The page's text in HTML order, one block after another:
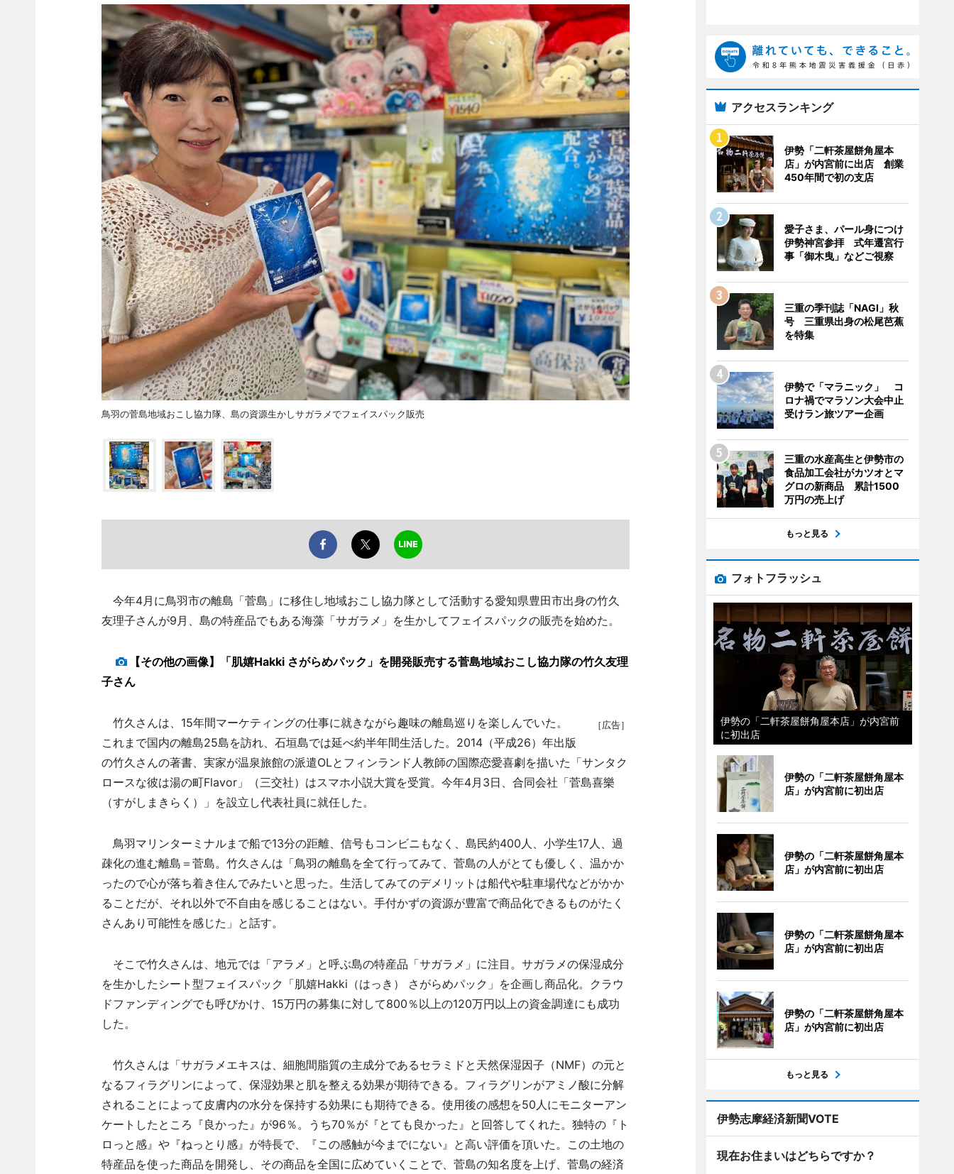
鳥羽の菅島地域おこし協力隊、島の資源生かしサガラメでフェイスパック販売
今年4月に鳥羽市の離島「菅島」に移住し地域おこし協力隊として活動する愛知県豊田市出身の竹久
友理子さんが9月、島の特産品でもある海藻「サガラメ」を生かしてフェイスパックの販売を始めた。
【その他の画像】「肌嬉Hakki さがらめパック」を開発販売する菅島地域おこし協力隊の竹久友理
子さん
［広告］
竹久さんは、15年間マーケティングの仕事に就きながら趣味の離島巡りを楽しんでいた。
これまで国内の離島25島を訪れ、石垣島では延べ約半年間生活した。2014（平成26）年出版
の竹久さんの著書、実家が温泉旅館の派遣OLとフィンランド人教師の国際恋愛喜劇を描いた「サンタク
ロースな彼は湯の町Flavor」（三交社）はスマホ小説大賞を受賞。今年4月3日、合同会社「菅島喜樂
（すがしまきらく）」を設立し代表社員に就任した。
鳥羽マリンターミナルまで船で13分の距離、信号もコンビニもなく、島民約400人、小学生17人、過
疎化の進む離島＝菅島。竹久さんは「鳥羽の離島を全て行ってみて、菅島の人がとても優しく、温かか
ったので心が落ち着き住んでみたいと思った。生活してみてのデメリットは船代や駐車場代などがかか
ることだが、それ以外で不自由を感じることはない。手付かずの資源が豊富で商品化できるものがたく
さんあり可能性を感じた」と話す。
そこで竹久さんは、地元では「アラメ」と呼ぶ島の特産品「サガラメ」に注目。サガラメの保湿成分
を生かしたシート型フェイスパック「肌嬉Hakki（はっき） さがらめパック」を企画し商品化。クラウ
ドファンディングでも呼びかけ、15万円の募集に対して800％以上の120万円以上の資金調達にも成功
した。
竹久さんは「サガラメエキスは、細胞間脂質の主成分であるセラミドと天然保湿因子（NMF）の元と
なるフィラグリンによって、保湿効果と肌を整える効果が期待できる。フィラグリンがアミノ酸に分解
されることによって皮膚内の水分を保持する効果にも期待できる。使用後の感想を50人にモニターアン
ケートしたところ『良かった』が96％。うち70％が『とても良かった』と回答してくれた。独特の『ト
ロっと感』や『ねっとり感』が特長で、『この感触が今までにない』と高い評価を頂いた。この土地の
特産品を使った商品を開発し、その商品を全国に広めていくことで、菅島の知名度を上げ、菅島の経済
アクセスランキング
伊勢「二軒茶屋餅角屋本
店」が内宮前に出店 創業
450年間で初の支店
愛子さま、パール身につけ
伊勢神宮参拝 式年遷宮行
事「御木曳」などご視察
三重の季刊誌「NAGI」秋
号 三重県出身の松尾芭蕉
を特集
伊勢で「マラニック」 コ
ロナ禍でマラソン大会中止
受けラン旅ツアー企画
三重の水産高生と伊勢市の
食品加工会社がカツオとマ
グロの新商品 累計1500
万円の売上げ
もっと見る
フォトフラッシュ
伊勢の「二軒茶屋餅角屋本店」が内宮前
に初出店
伊勢の「二軒茶屋餅角屋本
店」が内宮前に初出店
伊勢の「二軒茶屋餅角屋本
店」が内宮前に初出店
伊勢の「二軒茶屋餅角屋本
店」が内宮前に初出店
伊勢の「二軒茶屋餅角屋本
店」が内宮前に初出店
もっと見る
伊勢志摩経済新聞VOTE
現在お住まいはどちらですか？